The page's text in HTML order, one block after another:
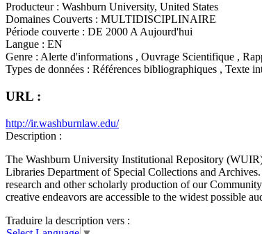
Producteur : Washburn University, United States
Domaines Couverts : MULTIDISCIPLINAIRE
Période couverte : DE 2000 A Aujourd'hui
Langue : EN
Genre : Alerte d'informations , Ouvrage Scientifique ,
Types de données : Références bibliographiques , Texte
URL :
http://ir.washburnlaw.edu/
Description :
The Washburn University Institutional Repository
Libraries Department of Special Collections and
research and other scholarly production of our
creative endeavors are accessible to the widest possible
Traduire la description vers :